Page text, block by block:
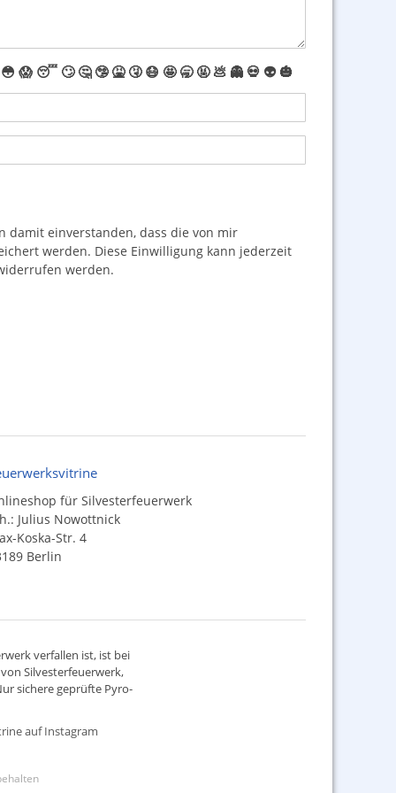
😳 😱 😴 🙄 🤔 🤥 🤮 🤧 😷 🤩 🥱 🤬 💩 👻 💀 👽 🎃
einverstanden, dass die von mir
werden. Diese Einwilligung kann jederzeit
werden.
für Silvesterfeuerwerk
Julius Nowottnick
Koska-Str. 4
Berlin
verfallen ist, ist bei
Silvesterfeuerwerk,
sichere geprüfte Pyro-
auf Instagram